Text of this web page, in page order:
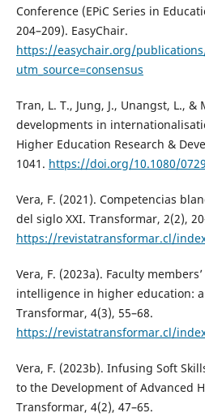
Conference (EPiC Series in
204–209). EasyChair.
https://easychair.org/
utm_source=consensus
Tran, L. T., Jung, J., Unangst, L., &
developments in
Higher Education Research &
1041. https://doi.org/10.1080/
Vera, F. (2021). Competencias
del siglo XXI. Transformar, 2(2),
https://revistatransformar.cl/
Vera, F. (2023a). Faculty
intelligence in higher education:
Transformar, 4(3), 55–68.
https://revistatransformar.cl/
Vera, F. (2023b). Infusing Soft
to the Development of Advanced
Transformar, 4(2), 47–65.